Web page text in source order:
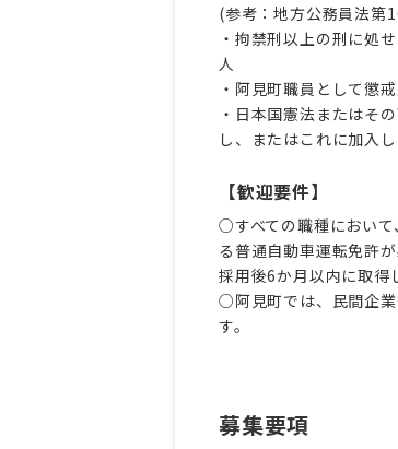
(参考：地方公務員法第
・拘禁刑以上の刑に処
人
・阿見町職員として懲
・日本国憲法またはそ
し、またはこれに加入
【歓迎要件】
○すべての職種において
る普通自動車運転免許
採用後6か月以内に取得
○阿見町では、民間企業
募集要項